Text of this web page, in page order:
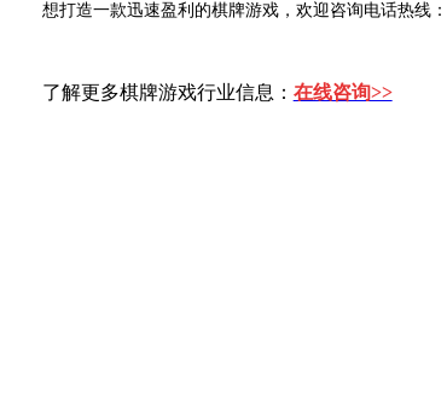
想打造一款迅速盈利的棋牌游戏，欢迎咨询电话热线：
了解更多棋牌游戏行业信息： 在线咨询>>